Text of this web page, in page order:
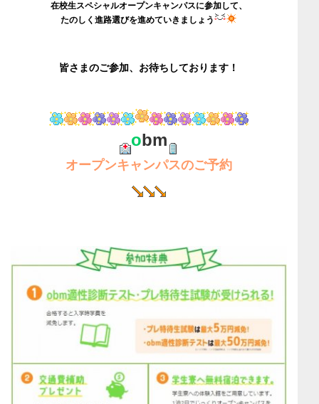
在校生スペシャルオープンキャンパスに参加して、
たのしく進路選びを進めていきましょう
皆さまのご参加、お待ちしております！
obm
オープンキャンパスのご予約